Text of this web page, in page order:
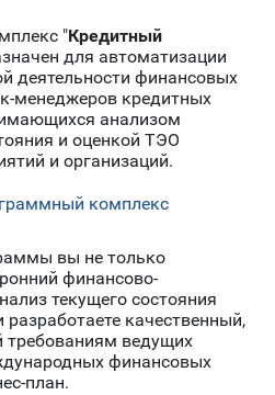
"Кредитный
для автоматизации
деятельности финансовых
менеджеров кредитных
анализом
и оценкой ТЭО
и организаций.
комплекс
вы не только
финансово-
текущего состояния
разработаете качественный,
требованиям ведущих
финансовых
план.